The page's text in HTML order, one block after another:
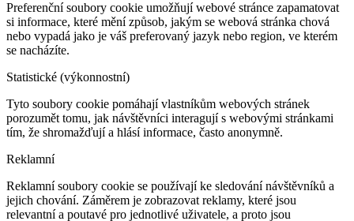
Preferenční soubory cookie umožňují webové stránce zapamatovat
si informace, které mění způsob, jakým se webová stránka chová
nebo vypadá jako je váš preferovaný jazyk nebo region, ve kterém
se nacházíte.
Statistické (výkonnostní)
Tyto soubory cookie pomáhají vlastníkům webových stránek
porozumět tomu, jak návštěvníci interagují s webovými stránkami
tím, že shromažďují a hlásí informace, často anonymně.
Reklamní
Reklamní soubory cookie se používají ke sledování návštěvníků a
jejich chování. Záměrem je zobrazovat reklamy, které jsou
relevantní a poutavé pro jednotlivé uživatele, a proto jsou